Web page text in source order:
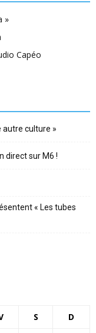
»
Capéo
autre culture »
direct sur M6 !
« Les tubes
S D